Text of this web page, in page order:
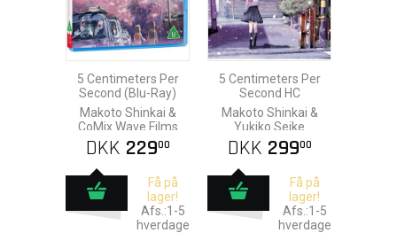
5 Centimeters Per
Second (Blu-Ray)
Makoto Shinkai &
CoMix Wave Films
DKK 22900
Få på
lager!
Afs.:1-5
hverdage
5 Centimeters Per
Second HC
Makoto Shinkai &
Yukiko Seike
DKK 29900
Få på
lager!
Afs.:1-5
hverdage